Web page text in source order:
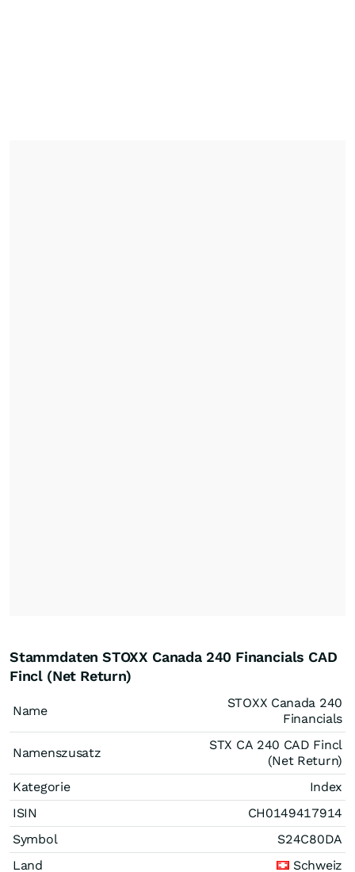
Stammdaten STOXX Canada 240 Financials CAD
Fincl (Net Return)
Name
STOXX Canada 240
Financials
Namenszusatz
STX CA 240 CAD Fincl
(Net Return)
Kategorie
Index
ISIN
CH0149417914
Symbol
S24C80DA
Land
Schweiz